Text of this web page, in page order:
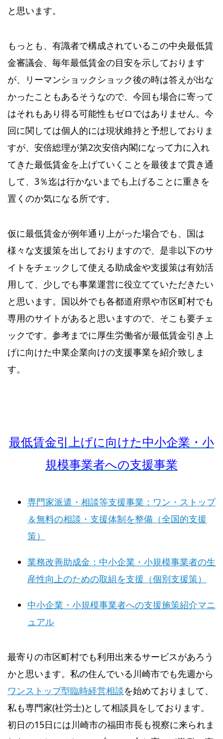
と思います。
もっとも、有識者で構成されているこの中央最低賃
金審議会、毎年最低賃金の目安を示しております
が、リーマンショックショック後の時は答えが出な
かったこともあるそうなので、今回も場合に寄って
はそれもあり得る可能性もゼロではありません。今
回に関しては個人的には現状維持と予想しておりま
すが、安倍総理が第2次安倍内閣になって力に入れ
てきた最低賃金を上げていくことを最後まで貫き通
して、3％迄は行かないまでも上げることに重きを
置くのか気になる所です。
仮に最低賃金が例年通り上がった場合でも、国は
様々な支援策を出しておりますので、是非以下のサ
イトをチェックして使える助成金や支援策は有効活
用して、少しでも事業運営に役立てていただきたい
と思います。国以外でも各都道府県や市区町村でも
専用のサイトがあると思いますので、そこも要チェ
ックです。参考までに厚生労働省が最低賃金引き上
げに向けた中業企業向けの支援事業を紹介致しま
す。
最低賃金引上げに向けた中小企業・小
規模事業者への支援事業
専門家派遣・相談等支援事業：ワン・ストップ
＆無料の相談・支援体制を整備（全国的支援
策）
業務改善助成金：中小企業・小規模事業者の生
産性向上のための取組を支援（個別支援策）
中小企業・小規模事業者への支援施策紹介マニ
ュアル
最寄りの市区町村でも利用出来るサービスがあろう
かと思います。私の住んでいる川崎市でも先週から
ワンストップ型臨時経営相談を始めておりまして、
私も専門家(社労士)として相談員をしております。
初日の15日には川崎市の福田市長も視察に来られま